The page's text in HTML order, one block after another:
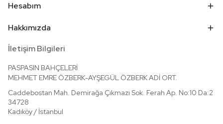
Hesabım
Hakkımızda
İletişim Bilgileri
PASPASIN BAHÇELERİ
MEHMET EMRE ÖZBERK-AYŞEGÜL ÖZBERK ADİ ORT.
Caddebostan Mah. Demirağa Çıkmazı Sok. Ferah Ap. No:10 Da:2
34728
Kadıköy / İstanbul